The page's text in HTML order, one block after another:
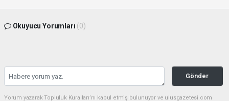
Okuyucu Yorumları (0)
Gönder
Yorum yazarak Topluluk Kuralları’nı kabul etmiş bulunuyor ve ulusgazetesi.com